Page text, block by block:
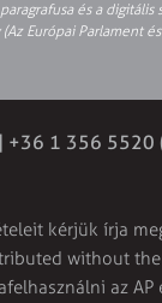
paragrafusa és a
Európai Parlament
+36 1 356 5520
kérjük írja
without
az AP